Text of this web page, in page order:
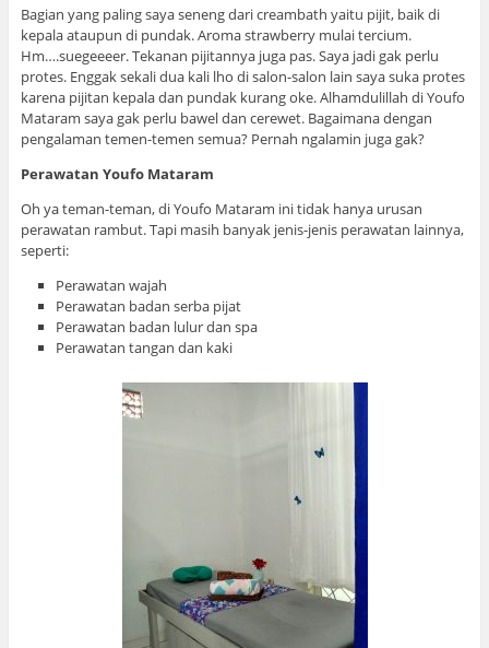
Bagian yang paling saya seneng dari creambath yaitu pijit, baik di
kepala ataupun di pundak. Aroma strawberry mulai tercium.
Hm….suegeeeer. Tekanan pijitannya juga pas. Saya jadi gak perlu
protes. Enggak sekali dua kali lho di salon-salon lain saya suka protes
karena pijitan kepala dan pundak kurang oke. Alhamdulillah di Youfo
Mataram saya gak perlu bawel dan cerewet. Bagaimana dengan
pengalaman temen-temen semua? Pernah ngalamin juga gak?
Perawatan Youfo Mataram
Oh ya teman-teman, di Youfo Mataram ini tidak hanya urusan
perawatan rambut. Tapi masih banyak jenis-jenis perawatan lainnya,
seperti:
Perawatan wajah
Perawatan badan serba pijat
Perawatan badan lulur dan spa
Perawatan tangan dan kaki